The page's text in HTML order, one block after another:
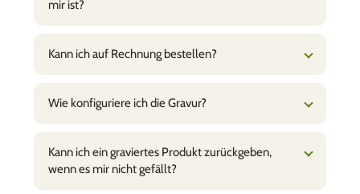
mir ist?
Kann ich auf Rechnung bestellen?
Wie konfiguriere ich die Gravur?
Kann ich ein graviertes Produkt zurückgeben,
wenn es mir nicht gefällt?